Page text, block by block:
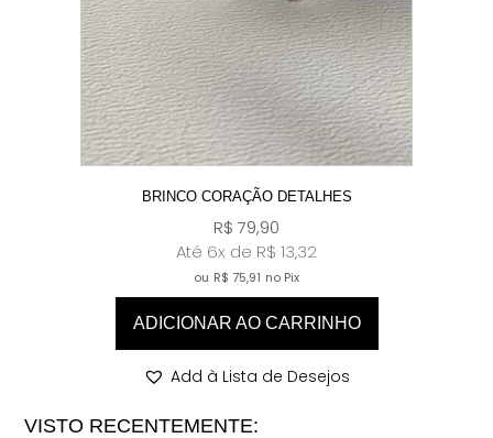
BRINCO CORAÇÃO DETALHES
R$ 79,90
Até 6x de R$ 13,32
ou R$ 75,91 no Pix
ADICIONAR AO CARRINHO
Add à Lista de Desejos
VISTO RECENTEMENTE: